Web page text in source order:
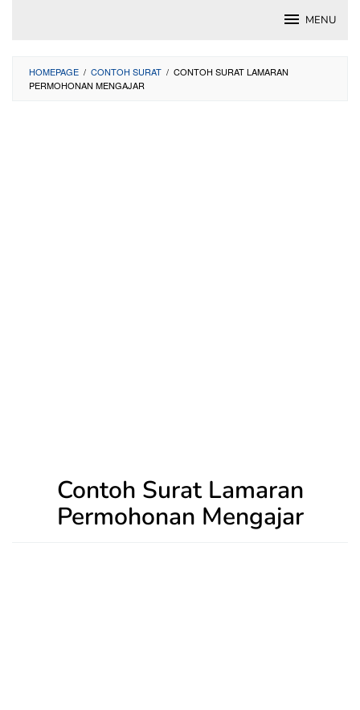
MENU
HOMEPAGE / CONTOH SURAT / CONTOH SURAT LAMARAN
PERMOHONAN MENGAJAR
Contoh Surat Lamaran
Permohonan Mengajar